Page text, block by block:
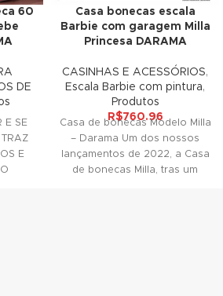
60
DE
E SE
E
Casa bonecas escala
Barbie com garagem Milla
Princesa DARAMA
CASINHAS E ACESSÓRIOS,
Escala Barbie com pintura,
Produtos
R$760.96
Casa de bonecas Modelo Milla
– Darama Um dos nossos
lançamentos de 2022, a Casa
de bonecas Milla, tras um